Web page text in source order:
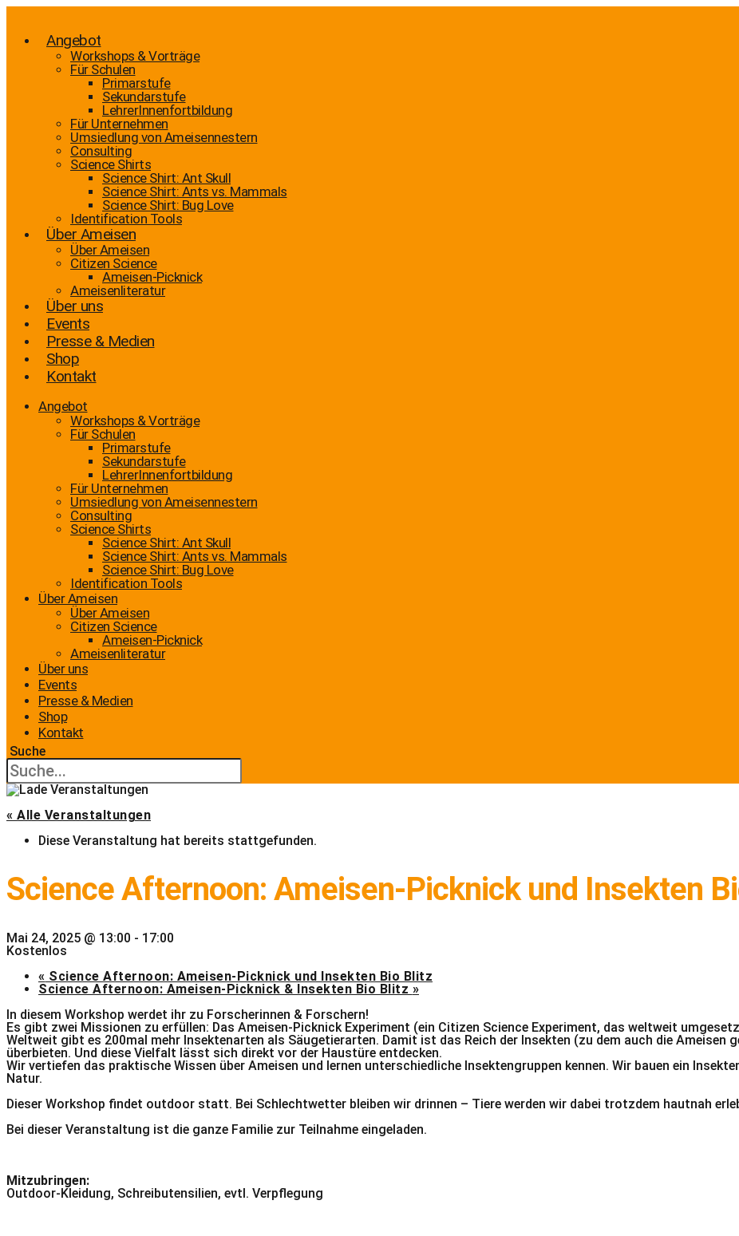
Zum
wechselnAngebot
Workshops & Vorträge
Für Schulen
Primarstufe
Sekundarstufe
LehrerInnenfortbildung
Für Unternehmen
Umsiedlung von Ameisennestern
Consulting
Science Shirts
Science Shirt: Ant Skull
Science Shirt: Ants vs. Mammals
Science Shirt: Bug Love
Identification Tools
Über Ameisen
Über Ameisen
Citizen Science
Ameisen-Picknick
Ameisenliteratur
Über uns
Events
Presse & Medien
Shop
Kontakt
Angebot
Workshops & Vorträge
Für Schulen
Primarstufe
Sekundarstufe
LehrerInnenfortbildung
Für Unternehmen
Umsiedlung von Ameisennestern
Consulting
Science Shirts
Science Shirt: Ant Skull
Science Shirt: Ants vs. Mammals
Science Shirt: Bug Love
Identification Tools
Über Ameisen
Über Ameisen
Citizen Science
Ameisen-Picknick
Ameisenliteratur
Über uns
Events
Presse & Medien
Shop
Kontakt
Suche
« Alle Veranstaltungen
Diese Veranstaltung hat bereits stattgefunden.
Science Afternoon: Ameisen-Picknick und Insekten
Mai 24, 2025 @ 13:00 - 17:00
Kostenlos
« Science Afternoon: Ameisen-Picknick und Insekten Bio Blitz
Science Afternoon: Ameisen-Picknick & Insekten Bio Blitz »
In diesem Workshop werdet ihr zu Forscherinnen & Forschern!
Es gibt zwei Missionen zu erfüllen: Das Ameisen-Picknick Experiment (ein Citizen Science Experiment, das weltweit
Weltweit gibt es 200mal mehr Insektenarten als Säugetierarten. Damit ist das Reich der Insekten (zu dem auch die
überbieten. Und diese Vielfalt lässt sich direkt vor der Haustüre entdecken.
Wir vertiefen das praktische Wissen über Ameisen und lernen unterschiedliche Insektengruppen kennen. Wir bauen ein
Natur.
Dieser Workshop findet outdoor statt. Bei Schlechtwetter bleiben wir drinnen – Tiere werden wir dabei trotzdem hautnah
Bei dieser Veranstaltung ist die ganze Familie zur Teilnahme eingeladen.
Mitzubringen:
Outdoor-Kleidung, Schreibutensilien, evtl. Verpflegung